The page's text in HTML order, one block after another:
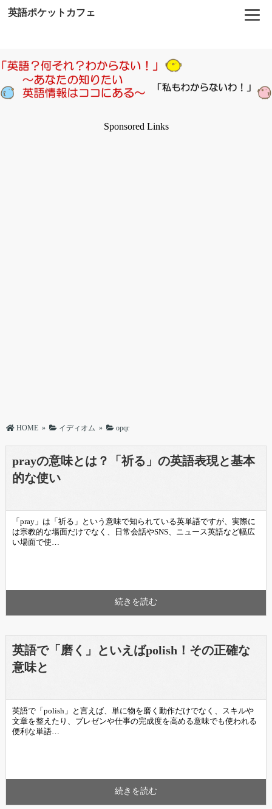
英語ポケットカフェ
Sponsored Links
HOME » イディオム » opqr
prayの意味とは？「祈る」の英語表現と基本
的な使い
「pray」は「祈る」という意味で知られている英単語ですが、実際に
は宗教的な場面だけでなく、日常会話やSNS、ニュース英語など幅広
い場面で使…
続きを読む
英語で「磨く」といえばpolish！その正確な
意味と
英語で「polish」と言えば、単に物を磨く動作だけでなく、スキルや
文章を整えたり、プレゼンや仕事の完成度を高める意味でも使われる
便利な単語…
続きを読む